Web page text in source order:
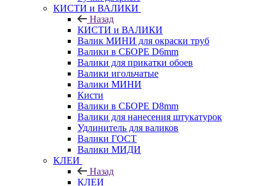
КИСТИ и ВАЛИКИ
Назад
КИСТИ и ВАЛИКИ
Валик МИНИ для окраски труб
Валики в СБОРЕ D6mm
Валики для прикатки обоев
Валики игольчатые
Валики МИНИ
Кисти
Валики в СБОРЕ D8mm
Валики для нанесения штукатурок
Удлинитель для валиков
Валики ГОСТ
Валики МИДИ
КЛЕИ
Назад
КЛЕИ